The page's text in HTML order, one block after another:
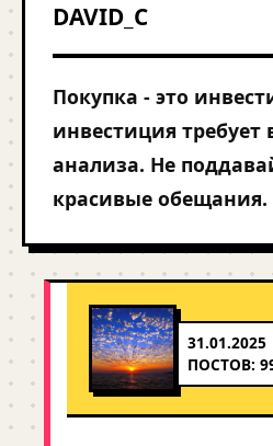
DAVID_C
Покупка - это
инвестиция требует
анализа. Не
красивые обещания.
31.01.2025
ПОСТОВ: